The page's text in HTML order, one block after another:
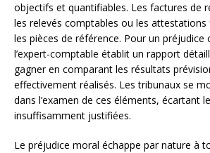
objectifs et quantifiables. Les factures de
les relevés comptables ou les
les pièces de référence. Pour un préjudice
l’expert-comptable établit un rapport
gagner en comparant les résultats
effectivement réalisés. Les tribunaux se
dans l’examen de ces éléments, écartant
insuffisamment justifiées.
Le préjudice moral échappe par nature à